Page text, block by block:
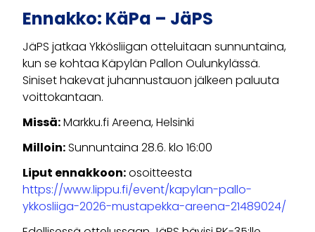
Ennakko: KäPa – JäPS
JäPS jatkaa Ykkösliigan otteluitaan sunnuntaina,
kun se kohtaa Käpylän Pallon Oulunkylässä.
Siniset hakevat juhannustauon jälkeen paluuta
voittokantaan.
Missä:Markku.fi Areena, Helsinki
Milloin:Sunnuntaina 28.6. klo 16:00
Liput ennakkoon:osoitteesta
https://www.lippu.fi/event/kapylan-pallo-
ykkosliiga-2026-mustapekka-areena-21489024/